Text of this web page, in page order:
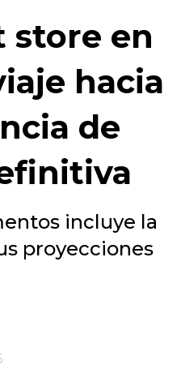
store en
hacia
de
incluye la
proyecciones